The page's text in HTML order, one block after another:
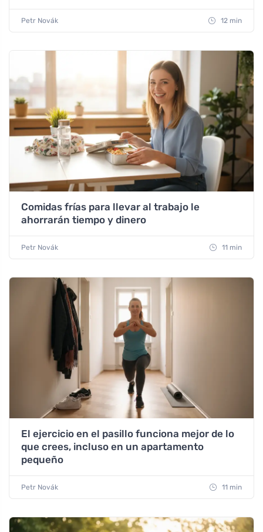
Petr Novák 12 min
Comidas frías para llevar al trabajo le
ahorrarán tiempo y dinero
Petr Novák 11 min
El ejercicio en el pasillo funciona mejor de lo
que crees, incluso en un apartamento
pequeño
Petr Novák 11 min